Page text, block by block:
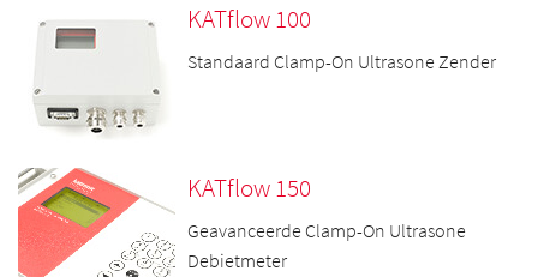
KATflow 100
Standaard Clamp-On Ultrasone Zender
KATflow 150
Geavanceerde Clamp-On Ultrasone
Debietmeter